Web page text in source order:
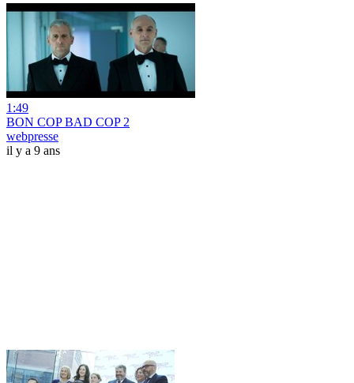
1:49
BON COP BAD COP 2
webpresse
il y a 9 ans